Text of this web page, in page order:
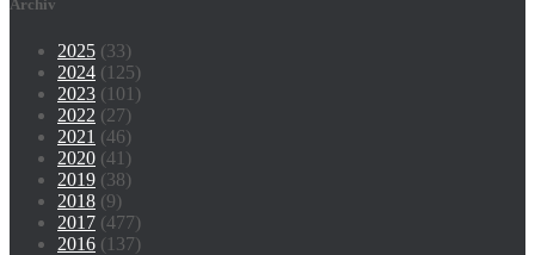
Archiv
2025 (33)
2024 (125)
2023 (101)
2022 (27)
2021 (46)
2020 (41)
2019 (38)
2018 (9)
2017 (477)
2016 (137)